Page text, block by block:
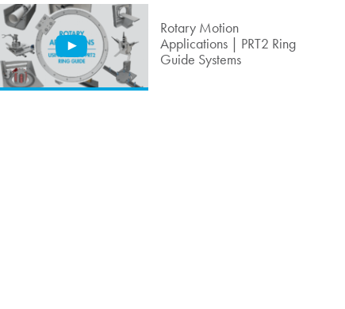
Rotary Motion
Applications | PRT2 Ring
Guide Systems